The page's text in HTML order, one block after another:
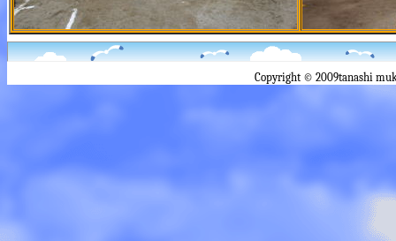
Copyright © 2009tanashi